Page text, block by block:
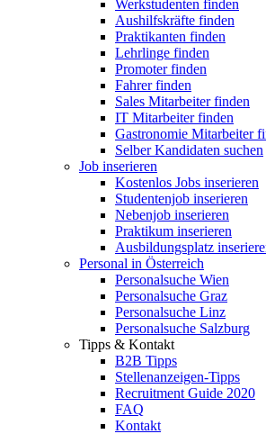
Werkstudenten finden
Aushilfskräfte finden
Praktikanten finden
Lehrlinge finden
Promoter finden
Fahrer finden
Sales Mitarbeiter finden
IT Mitarbeiter finden
Gastronomie Mitarbeiter
Selber Kandidaten suchen
Job inserieren
Kostenlos Jobs inserieren
Studentenjob inserieren
Nebenjob inserieren
Praktikum inserieren
Ausbildungsplatz
Personal in Österreich
Personalsuche Wien
Personalsuche Graz
Personalsuche Linz
Personalsuche Salzburg
Tipps & Kontakt
B2B Tipps
Stellenanzeigen-Tipps
Recruitment Guide 2020
FAQ
Kontakt